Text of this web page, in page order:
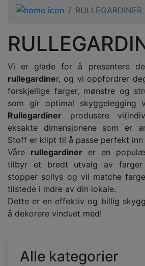
RULLEGARDINER
Vi er glade for å presentere
rullegardiner, og vi oppfordrer
forskjellige farger, mønstre og
som gir optimal skyggelegging
Rullegardiner produsere
eksakte dimensjonene som er
Stoff er klipt til å passe perfekt
Våre rullegardiner er en
tilbyr et bredt utvalg av farger
stopper sollys og vil matche
tilstede i indre av din lokale.
Dette er en effektiv og billig
å dekorere vinduet med!
Alle kategorier